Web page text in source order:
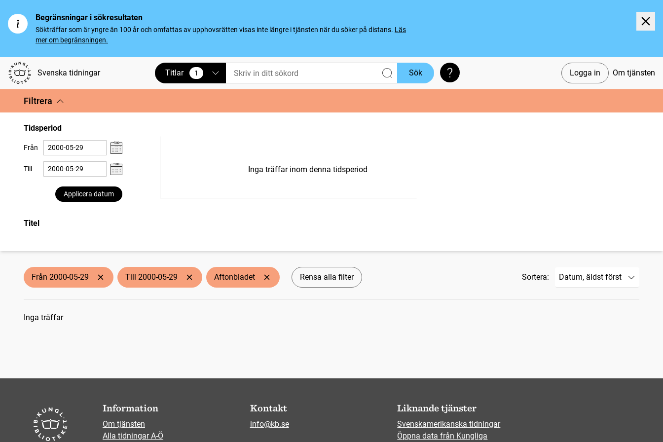
Begränsningar i sökresultaten
Sökträffar som är yngre än 100 år och omfattas av upphovsrätten visas inte längre i tjänsten när du söker på distans. Läs
mer om begränsningen.
Svenska tidningar Logga in Om tjänsten
Titlar 1
vald Sök Söktips
Filtrera
Tidsperiod
Från
Till
Applicera datum
Inga träffar inom denna tidsperiod
Titel
Från 2000-05-29 Till 2000-05-29 Aftonbladet Rensa alla filter Sortera:
Sökresultat
Inga träffar
Information
Om tjänsten
Alla tidningar A-Ö
Kontakt
info@kb.se
Liknande tjänster
Svenskamerikanska tidningar
Öppna data från Kungliga